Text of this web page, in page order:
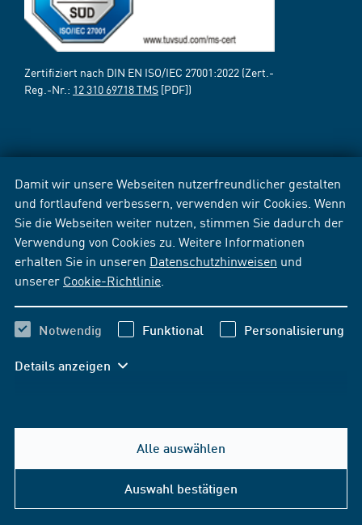
Damit wir unsere Webseiten nutzerfreundlicher gestalten
und fortlaufend verbessern, verwenden wir Cookies. Wenn
Sie die Webseiten weiter nutzen, stimmen Sie dadurch der
Verwendung von Cookies zu. Weitere Informationen
erhalten Sie in unseren Datenschutzhinweisen und
unserer Cookie-Richtlinie
Notwendig Funktional Personalisierung
Details anzeigen
Alle auswählen
Auswahl bestätigen
Zertifiziert nach DIN EN ISO/IEC 27001:2022 (Zert.-
Reg.-Nr.: 12 310 69718 TMS [PDF])